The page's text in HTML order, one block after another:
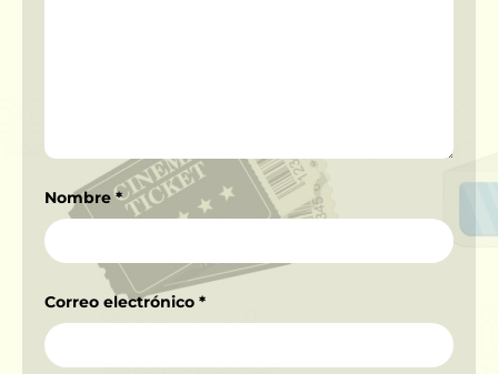
Nombre*
Correo electrónico *